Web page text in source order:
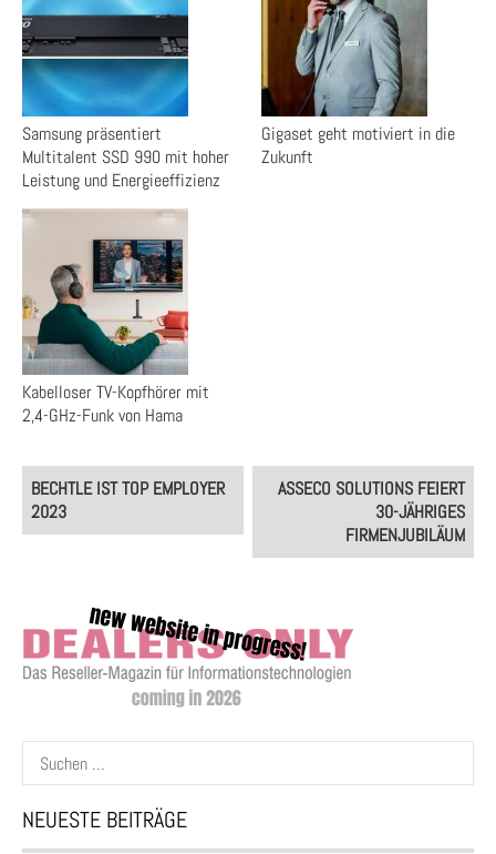
Samsung präsentiert
Multitalent SSD 990 mit hoher
Leistung und Energieeffizienz
Gigaset geht motiviert in die
Zukunft
Kabelloser TV-Kopfhörer mit
2,4-GHz-Funk von Hama
Post
navigation
BECHTLE IST TOP EMPLOYER
2023
ASSECO SOLUTIONS FEIERT
30-JÄHRIGES
FIRMENJUBILÄUM
Suchen
nach:
NEUESTE BEITRÄGE